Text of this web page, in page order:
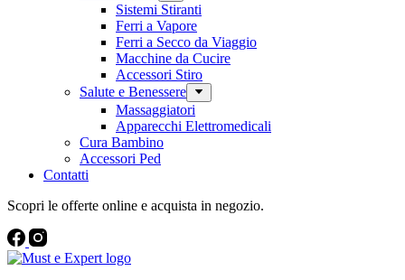
Sistemi Stiranti
Ferri a Vapore
Ferri a Secco da Viaggio
Macchine da Cucire
Accessori Stiro
Salute e Benessere
Massaggiatori
Apparecchi Elettromedicali
Cura Bambino
Accessori Ped
Contatti
Scopri le offerte online e acquista in negozio.